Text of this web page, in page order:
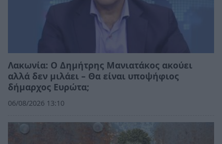
Λακωνία: Ο Δημήτρης Μανιατάκος ακούει
αλλά δεν μιλάει – Θα είναι υποψήφιος
δήμαρχος Ευρώτα;
06/08/2026 13:10